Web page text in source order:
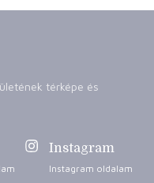
térképe és
Instagram
Instagram oldalam